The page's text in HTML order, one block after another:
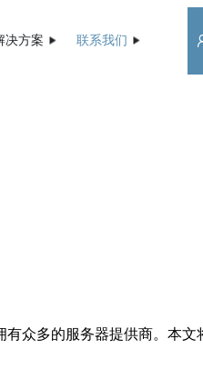
决方案 联系我们
众多的服务器提供商。本